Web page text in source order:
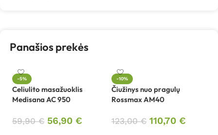
Panašios prekės
-5%
Celiulito masažuoklis
Medisana AC 950
59,90€ 56,90 €
-10%
Čiužinys nuo pragulų
Rossmax AM40
123,00€ 110,70 €